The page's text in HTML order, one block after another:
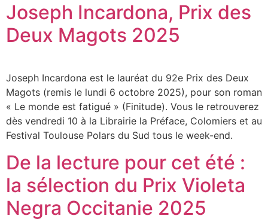
Joseph Incardona, Prix des
Deux Magots 2025
Joseph Incardona est le lauréat du 92e Prix des Deux
Magots (remis le lundi 6 octobre 2025), pour son roman
« Le monde est fatigué » (Finitude). Vous le retrouverez
dès vendredi 10 à la Librairie la Préface, Colomiers et au
Festival Toulouse Polars du Sud tous le week-end.
De la lecture pour cet été :
la sélection du Prix Violeta
Negra Occitanie 2025